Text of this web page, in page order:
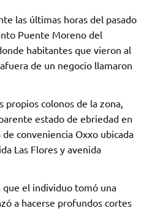
las últimas horas del pasado
Puente Moreno del
habitantes que vieron al
de un negocio llamaron
propios colonos de la zona,
estado de ebriedad en
conveniencia Oxxo ubicada
Las Flores y avenida
que el individuo tomó una
a hacerse profundos cortes